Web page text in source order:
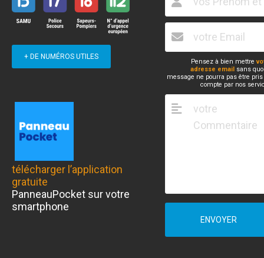
+ DE NUMÉROS UTILES
télécharger l’application
gratuite
PanneauPocket sur votre
smartphone
Pensez à bien mettre
adresse email sans
message ne pourra pas être
compte par nos
ENVOYER